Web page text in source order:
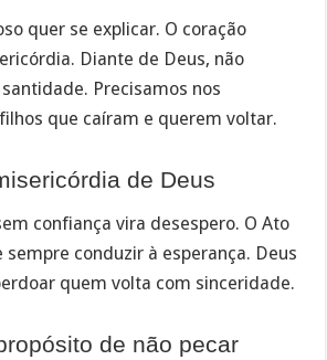
quer se explicar. O coração
Diante de Deus, não
Precisamos nos
que caíram e querem voltar.
de Deus
confiança vira desespero. O Ato
sempre conduzir à esperança. Deus
quem volta com sinceridade.
de não pecar